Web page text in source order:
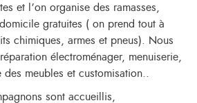
et l’on organise des ramasses,
gratuites ( on prend tout à
chimiques, armes et pneus). Nous
électroménager, menuiserie,
meubles et customisation..
sont accueillis,